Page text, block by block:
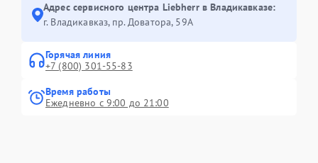
Адрес сервисного центра Liebherr в Владикавказе:
г. Владикавказ, пр. Доватора, 59А
Горячая линия
+7 (800) 301-55-83
Время работы
Ежедневно с 9:00 до 21:00